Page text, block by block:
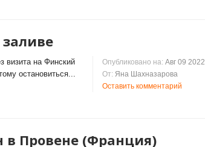
визита на Финский
остановиться...
Опубликовано на: Авг 09 2022
От: Яна Шахназарова
Оставить комментарий
в Провене (Франция)